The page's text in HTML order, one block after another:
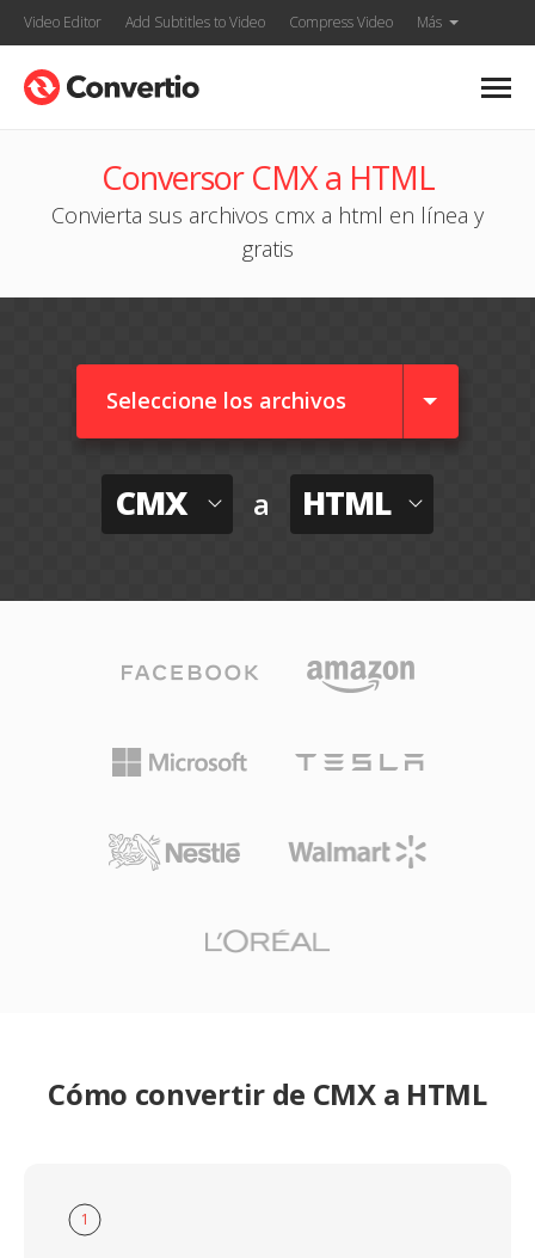
Video Editor Add Subtitles to Video Compress Video Más
Conversor CMX a HTML
Convierta sus archivos cmx a html en línea y
gratis
Seleccione los archivos
CMX a HTML
Cómo convertir de CMX a HTML
1